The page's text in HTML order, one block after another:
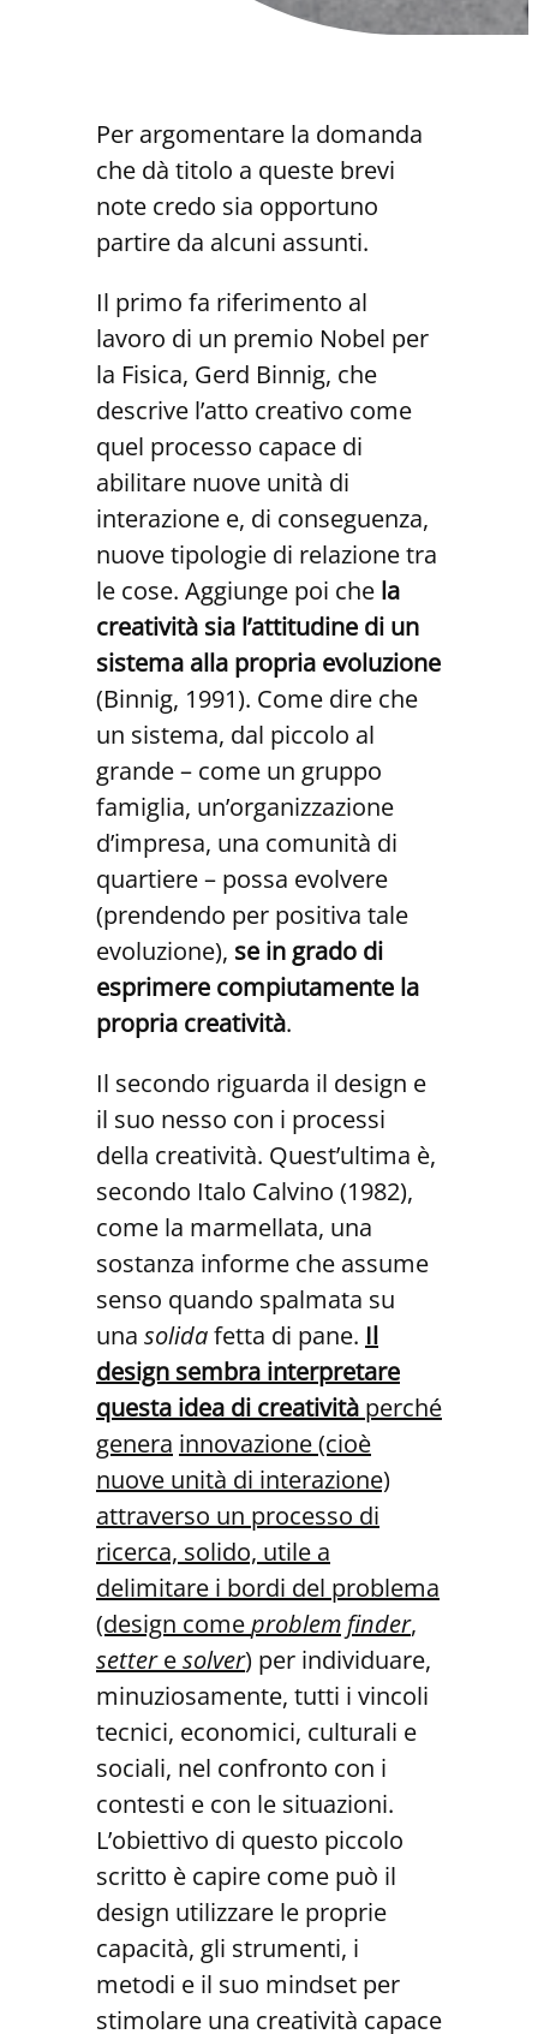
Per argomentare la domanda
che dà titolo a queste brevi
note credo sia opportuno
partire da alcuni assunti.
Il primo fa riferimento al
lavoro di un premio Nobel per
la Fisica, Gerd Binnig, che
descrive l’atto creativo come
quel processo capace di
abilitare nuove unità di
interazione e, di conseguenza,
nuove tipologie di relazione tra
le cose. Aggiunge poi che la
creatività sia l’attitudine di un
sistema alla propria evoluzione
(Binnig, 1991). Come dire che
un sistema, dal piccolo al
grande – come un gruppo
famiglia, un’organizzazione
d’impresa, una comunità di
quartiere – possa evolvere
(prendendo per positiva tale
evoluzione), se in grado di
esprimere compiutamente la
propria creatività.
Il secondo riguarda il design e
il suo nesso con i processi
della creatività. Quest’ultima è,
secondo Italo Calvino (1982),
come la marmellata, una
sostanza informe che assume
senso quando spalmata su
una solidafetta di pane. Il
design sembra interpretare
questa idea di creatività perché
genera innovazione (cioè
nuove unità di interazione)
attraverso un processo di
ricerca, solido, utile a
delimitare i bordi del problema
(design comeproblem finder,
setteresolver) per individuare,
minuziosamente, tutti i vincoli
tecnici, economici, culturali e
sociali, nel confronto con i
contesti e con le situazioni.
L’obiettivo di questo piccolo
scritto è capire come può il
design utilizzare le proprie
capacità, gli strumenti, i
metodi e il suo mindset per
stimolare una creatività capace